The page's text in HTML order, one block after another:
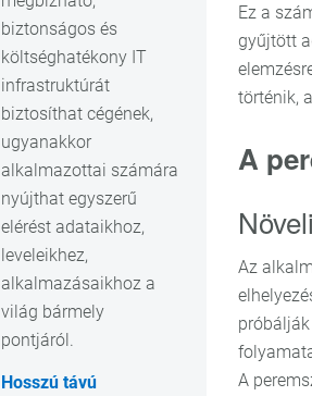
Ez a
gyűjtött
történik,
A
Az
A
biztonságos és
költséghatékony IT
infrastruktúrát
biztosíthat cégének,
ugyanakkor
alkalmazottai számára
nyújthat egyszerű
elérést adataikhoz,
leveleikhez,
alkalmazásaikhoz a
világ bármely
pontjáról.
Hosszú távú